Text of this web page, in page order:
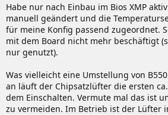
Habe nur nach Einbau im Bios XMP
manuell geändert und die
für meine Konfig passend zugeordnet.
mit dem Board nicht mehr beschäftigt
nur genutzt).
Was vielleicht eine Umstellung von
an läuft der Chipsatzlüfter die ersten
dem Einschalten. Vermute mal das ist
zu vermeiden. Im Betrieb ist der Lüfter